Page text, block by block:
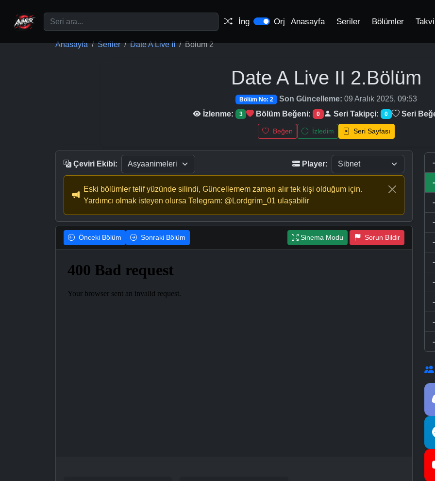
İng Orj Anasayfa Seriler Bölümler
Anasayfa Seriler Date A Live II Bölüm 2
Date A Live II 2.Bölüm
Bölüm No: 2 Son Güncelleme: 09 Aralık 2025, 09:53
İzlenme:
3 Bölüm Beğeni: 0 Seri Takipçi: 0 Seri
Beğen İzledim Seri Sayfası
Çeviri Ekibi: Player:
Eski bölümler telif yüzünde silindi, Güncellemem zaman alır tek kişi olduğum için.
Yardımcı olmak isteyen olursa Telegram: @Lordgrim_01 ulaşabilir
Önceki Bölüm Sonraki Bölüm Sinema Modu Sorun Bildir